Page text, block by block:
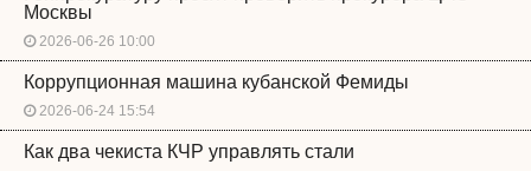
Москвы
2026-06-26 10:00
Коррупционная машина кубанской Фемиды
2026-06-24 15:54
Как два чекиста КЧР управлять стали